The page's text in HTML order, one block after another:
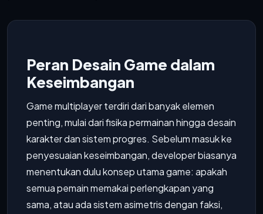
Peran Desain Game dalam
Keseimbangan
Game multiplayer terdiri dari banyak elemen
penting, mulai dari fisika permainan hingga desain
karakter dan sistem progres. Sebelum masuk ke
penyesuaian keseimbangan, developer biasanya
menentukan dulu konsep utama game: apakah
semua pemain memakai perlengkapan yang
sama, atau ada sistem asimetris dengan faksi,